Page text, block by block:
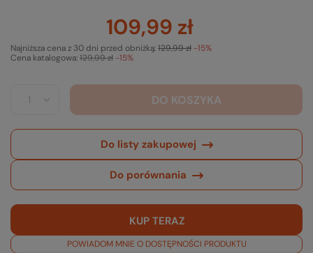
109,99 zł
Cena katalogowa:129,99 zł -15%
Najniższa cena z 30 dni przed obniżką:129,99 zł -15%
DO KOSZYKA
Do listy zakupowej
Do porównania
KUP TERAZ
POWIADOM MNIE O DOSTĘPNOŚCI PRODUKTU